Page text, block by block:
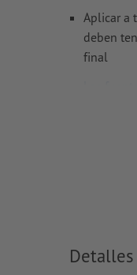
Aplicar a
deben
final